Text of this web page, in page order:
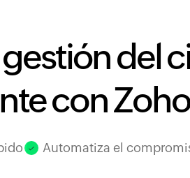
del
con
Automatiza el